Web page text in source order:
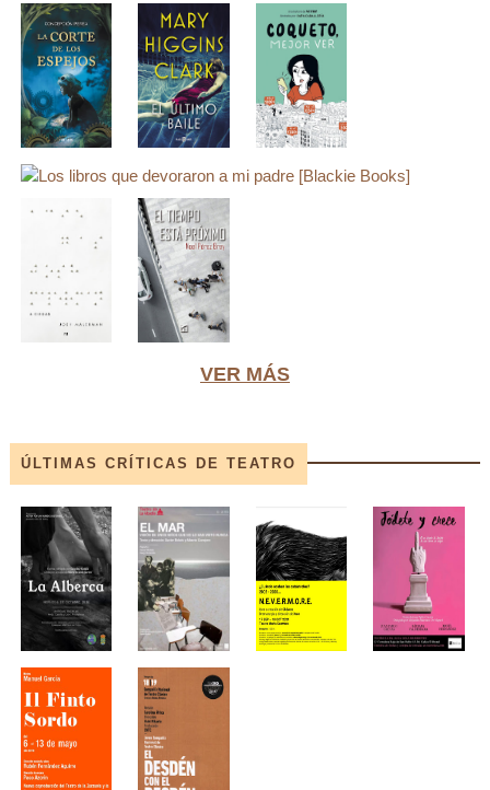
VER MÁS
ÚLTIMAS CRÍTICAS DE TEATRO